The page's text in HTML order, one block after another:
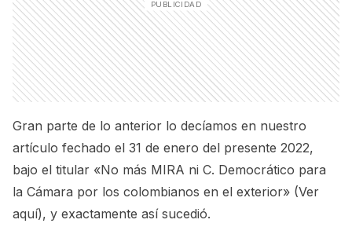
Gran parte de lo anterior lo decíamos en nuestro
artículo fechado el 31 de enero del presente 2022,
bajo el titular «No más MIRA ni C. Democrático para
la Cámara por los colombianos en el exterior» (Ver
aquí), y exactamente así sucedió.